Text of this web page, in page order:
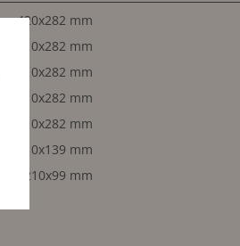
420x282 mm
210x282 mm
210x282 mm
210x282 mm
210x282 mm
210x139 mm
210x99 mm